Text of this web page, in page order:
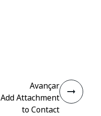
Avançar
Add Attachment
to Contact